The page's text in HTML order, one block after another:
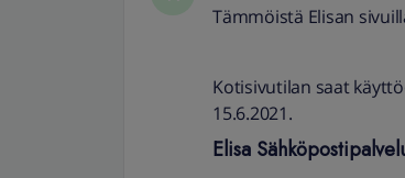
Tämmöistä Elisan
Kotisivutilan saat
15.6.2021.
Elisa